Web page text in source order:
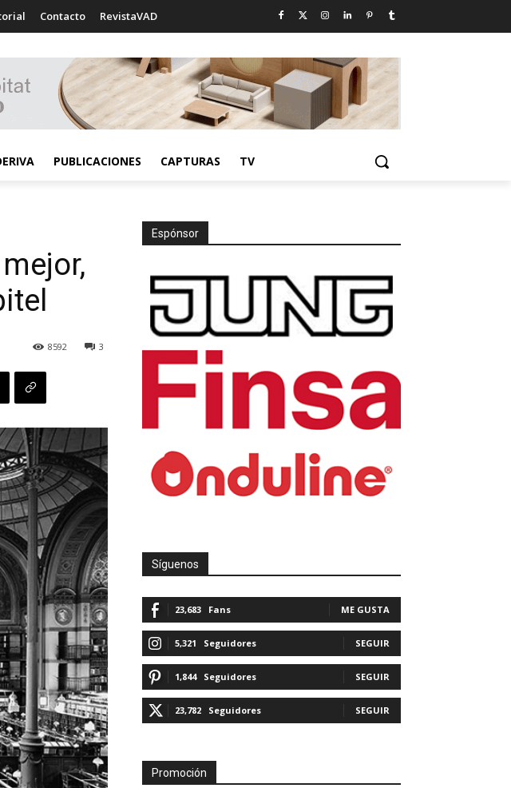
Contacto RevistaVAD
PUBLICACIONES CAPTURAS TV
3
8592
Espónsor
Síguenos
23,683 Fans ME GUSTA
5,321 Seguidores SEGUIR
1,844 Seguidores SEGUIR
23,782 Seguidores SEGUIR
Promoción